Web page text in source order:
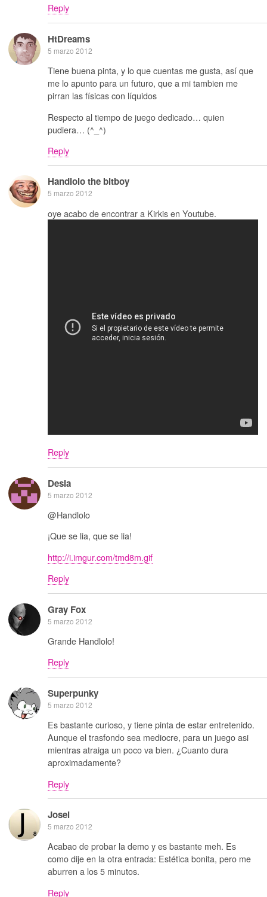
Reply
HtDreams
5 marzo 2012
Tiene buena pinta, y lo que cuentas me gusta, así que
me lo apunto para un futuro, que a mi tambien me
pirran las físicas con líquidos
Respecto al tiempo de juego dedicado… quien
pudiera… (^_^)
Reply
Handlolo the bitboy
5 marzo 2012
oye acabo de encontrar a Kirkis en Youtube.
Reply
Desia
5 marzo 2012
@Handlolo
¡Que se lia, que se lia!
http://i.imgur.com/tmd8m.gif
Reply
Gray Fox
5 marzo 2012
Grande Handlolo!
Reply
Superpunky
5 marzo 2012
Es bastante curioso, y tiene pinta de estar entretenido.
Aunque el trasfondo sea mediocre, para un juego asi
mientras atraiga un poco va bien. ¿Cuanto dura
aproximadamente?
Reply
Josei
5 marzo 2012
Acabao de probar la demo y es bastante meh. Es
como dije en la otra entrada: Estética bonita, pero me
aburren a los 5 minutos.
Reply